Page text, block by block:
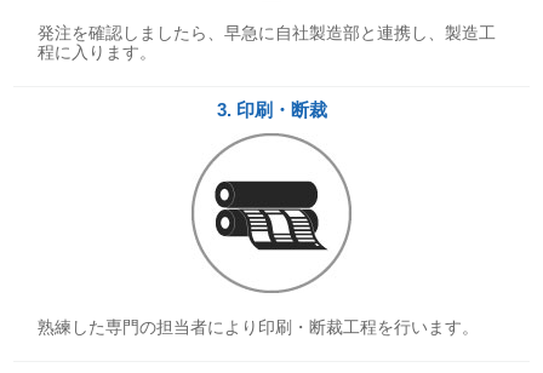
発注を確認しましたら、早急に自社製造部と連携し、製造工
程に入ります。
3. 印刷・断裁
熟練した専門の担当者により印刷・断裁工程を行います。